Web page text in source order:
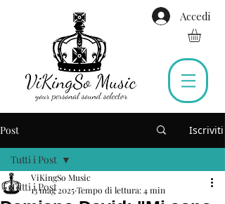
Accedi
Post Iscriviti
Tutti i Post
Tutti i Post
ViKingSo Music
13 mag 2025Tempo di lettura: 4 min